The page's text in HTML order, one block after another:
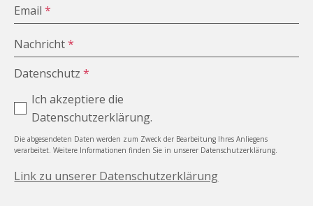
Email*
Nachricht*
Datenschutz*
Ich akzeptiere die
Datenschutzerklärung.
Die abgesendeten Daten werden zum Zweck der Bearbeitung Ihres Anliegens
verarbeitet. Weitere Informationen finden Sie in unserer Datenschutzerklärung.
Link zu unserer Datenschutzerklärung